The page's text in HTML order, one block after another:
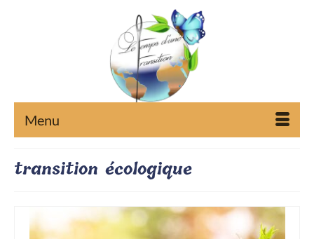
Menu
transition écologique